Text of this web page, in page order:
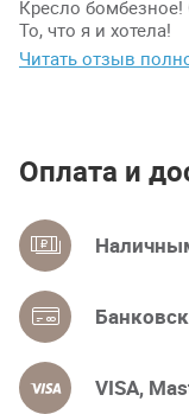
Кресло бомбезное!
То, что я и хотела!
Читать отзыв
Оплата и
VISA,